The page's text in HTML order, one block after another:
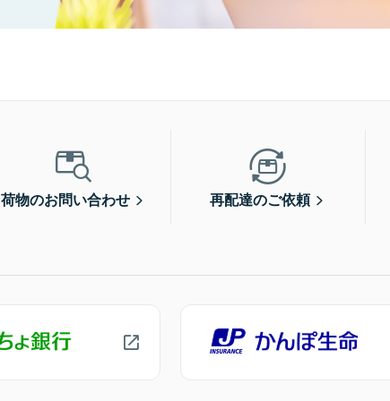
荷物のお問い合わせ 再配達のご依頼